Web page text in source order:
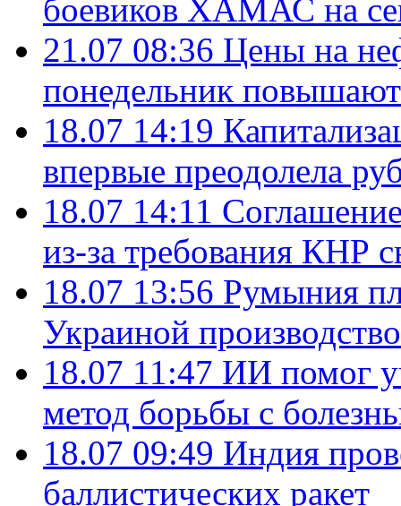
боевиков ХАМАС на
21.07 08:36 Цены на
понедельник
18.07 14:19
впервые преодолела
18.07 14:11
из-за требования КНР
18.07 13:56 Румыния
Украиной
18.07 11:47 ИИ помог
метод борьбы с
18.07 09:49 Индия
баллистических ракет